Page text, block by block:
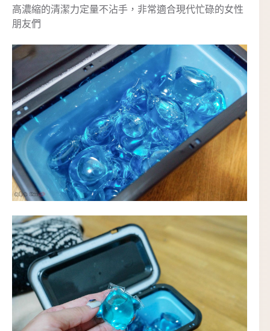
高濃縮的清潔力定量不沾手，非常適合現代忙碌的女性
朋友們